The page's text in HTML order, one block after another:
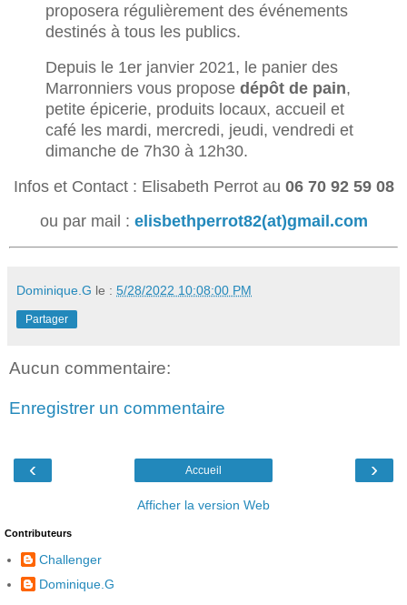
proposera régulièrement des événements
destinés à tous les publics.
Depuis le 1er janvier 2021, le panier des
Marronniers vous propose dépôt de pain,
petite épicerie, produits locaux, accueil et
café les mardi, mercredi, jeudi, vendredi et
dimanche de 7h30 à 12h30.
Infos et Contact : Elisabeth Perrot au 06 70 92 59 08
ou par mail : elisbethperrot82(at)gmail.com
Dominique.G le : 5/28/2022 10:08:00 PM
Partager
Aucun commentaire:
Enregistrer un commentaire
‹ ›
Accueil
Afficher la version Web
Contributeurs
Challenger
Dominique.G